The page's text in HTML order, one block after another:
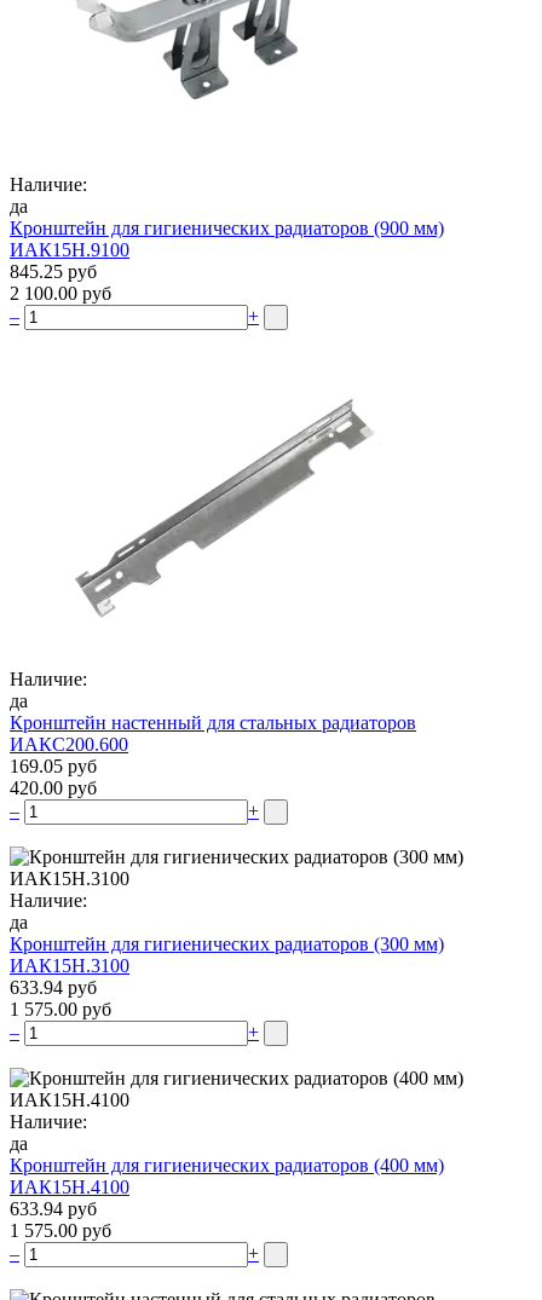
Наличие:
да
Кронштейн для гигиенических радиаторов (900 мм)
ИАК15Н.9100
845.25 руб
2 100.00 руб
–
+
Наличие:
да
Кронштейн настенный для стальных радиаторов
ИАКС200.600
169.05 руб
420.00 руб
–
+
Наличие:
да
Кронштейн для гигиенических радиаторов (300 мм)
ИАК15Н.3100
633.94 руб
1 575.00 руб
–
+
Наличие:
да
Кронштейн для гигиенических радиаторов (400 мм)
ИАК15Н.4100
633.94 руб
1 575.00 руб
–
+